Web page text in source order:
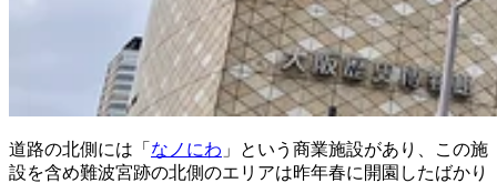
道路の北側には「 なノにわ 」という商業施設があり、この施
設を含め難波宮跡の北側のエリアは昨年春に開園したばかり